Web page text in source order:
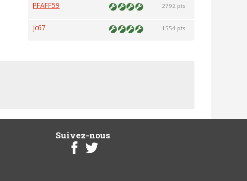
PFAFF59 2792 pts
jc67 1554 pts
Suivez-nous